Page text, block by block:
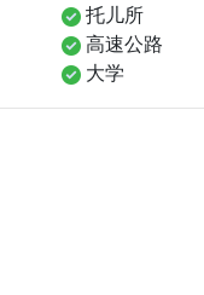
托儿所
高速公路
大学